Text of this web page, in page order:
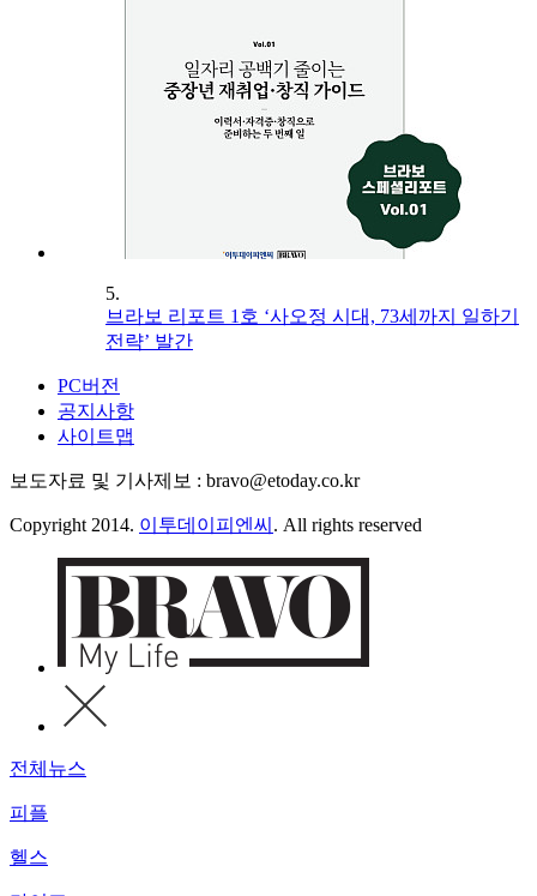
5.
브라보 리포트 1호 ‘사오정 시대, 73세까지 일하기
전략’ 발간
PC버전
공지사항
사이트맵
보도자료 및 기사제보 : bravo@etoday.co.kr
Copyright 2014. 이투데이피엔씨 . All rights reserved
전체뉴스
피플
헬스